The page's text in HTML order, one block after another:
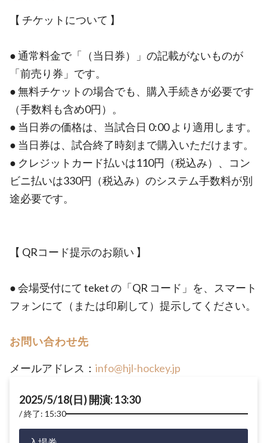
【 チケットについて 】
● 通常料金で「（当日券）」の記載がないものが
「前売り券」です。
● 無料チケットの場合でも、購入手続きが必要です
（手数料も含め0円）。
● 当日券の価格は、当試合日 0:00 より適用します。
● 当日券は、試合終了時刻まで購入いただけます。
● クレジットカード払いは110円（税込み）、コン
ビニ払いは330円（税込み）のシステム手数料が別
途必要です。
【 QRコード提示のお願い 】
● 会場受付にて teket の「QR コード」を、スマート
フォンにて（または印刷して）提示してください。
お問い合わせ先
メールアドレス： info@hjl-hockey.jp
2025/5/18(日) 開演: 13:30
終了: 15:30